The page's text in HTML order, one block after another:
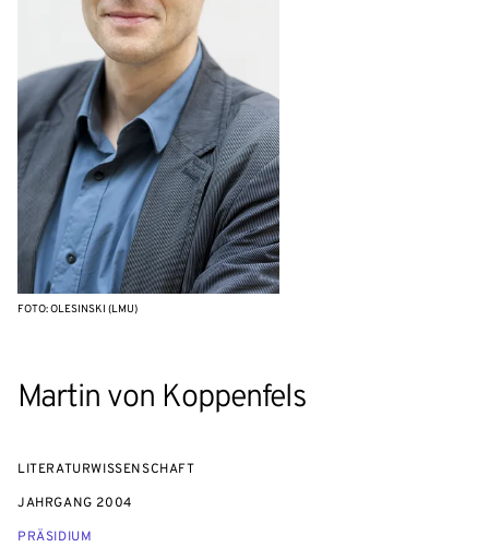
Martin von Koppenfels
LITERATURWISSENSCHAFT
JAHRGANG 2004
PRÄSIDIUM
FOTO: OLESINSKI (LMU)